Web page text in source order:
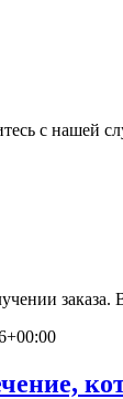
с нашей